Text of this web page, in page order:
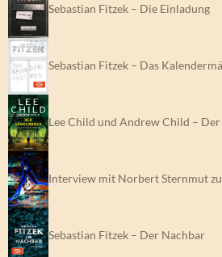
Sebastian Fitzek – Die Einladung
Sebastian Fitzek – Das
Lee Child und Andrew Child –
Interview mit Norbert Sternmut
Sebastian Fitzek – Der Nachbar